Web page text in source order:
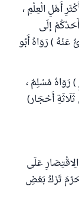
أَهْلِ الْعِلْمِ ،
إلَى
عَنْهُ ) رَوَاهُ أَبُو
رَوَاهُ مُسْلِمٌ ،
أَحْجَار)
عَلَى
حَرُمَ تَرْكُ بَعْضِ